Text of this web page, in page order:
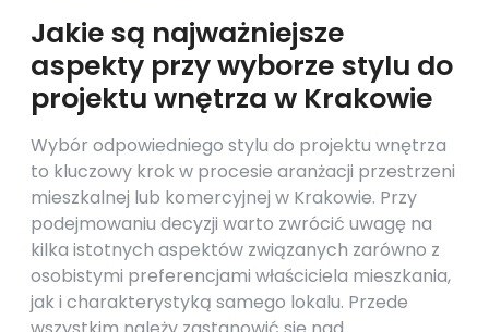
Jakie są najważniejsze
aspekty przy wyborze stylu do
projektu wnętrza w Krakowie
Wybór odpowiedniego stylu do projektu wnętrza
to kluczowy krok w procesie aranżacji przestrzeni
mieszkalnej lub komercyjnej w Krakowie. Przy
podejmowaniu decyzji warto zwrócić uwagę na
kilka istotnych aspektów związanych zarówno z
osobistymi preferencjami właściciela mieszkania,
jak i charakterystyką samego lokalu. Przede